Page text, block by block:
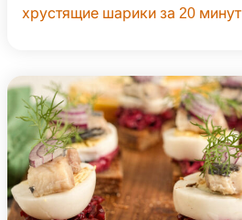
хрустящие шарики за 20 минут